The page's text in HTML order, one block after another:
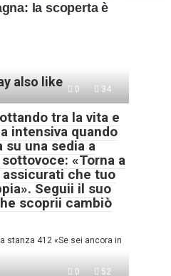
also like 0 34
tra la vita e
intensiva quando
su una sedia a
«Torna a
assicurati che tuo
Seguii il suo
scoprii cambiò
stanza 412 «Se sei ancora in
0 52